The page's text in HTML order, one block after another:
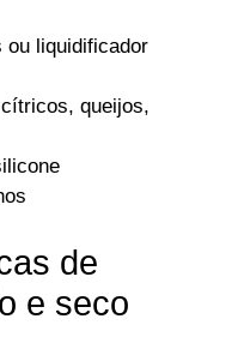
ou liquidificador
queijos,
de
e seco